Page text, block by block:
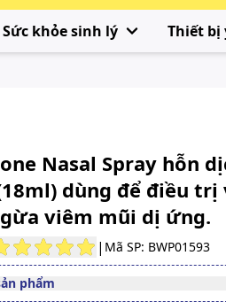
Sức khỏe sinh lý Thiết bị
Nasal Spray hỗn
dùng để điều trị
viêm mũi dị ứng.
| Mã SP: BWP01593
phẩm